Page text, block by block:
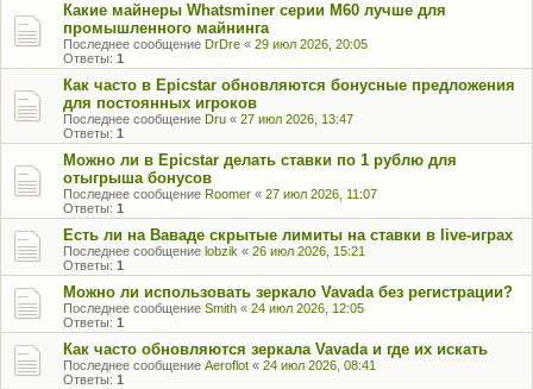
Какие майнеры Whatsminer серии M60 лучше для
промышленного майнинга
Последнее сообщение DrDre « 29 июл 2026, 20:05
Ответы: 1
Как часто в Epicstar обновляются бонусные предложения
для постоянных игроков
Последнее сообщение Dru « 27 июл 2026, 13:47
Ответы: 1
Можно ли в Epicstar делать ставки по 1 рублю для
отыгрыша бонусов
Последнее сообщение Roomer « 27 июл 2026, 11:07
Ответы: 1
Есть ли на Ваваде скрытые лимиты на ставки в live-играх
Последнее сообщение lobzik « 26 июл 2026, 15:21
Ответы: 1
Можно ли использовать зеркало Vavada без регистрации?
Последнее сообщение Smith « 24 июл 2026, 12:05
Ответы: 1
Как часто обновляются зеркала Vavada и где их искать
Последнее сообщение Aeroflot « 24 июл 2026, 08:41
Ответы: 1